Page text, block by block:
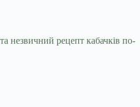
незвичний рецепт кабачків по-